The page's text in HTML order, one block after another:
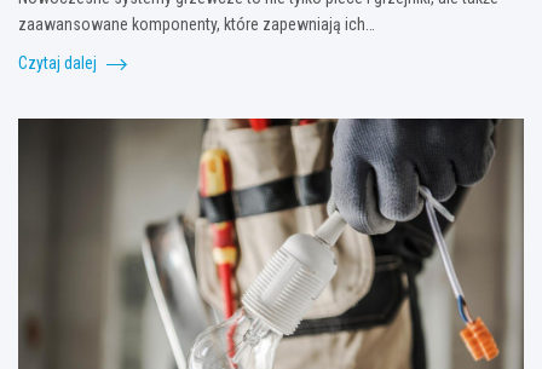
zaawansowane komponenty, które zapewniają ich…
Czytaj dalej